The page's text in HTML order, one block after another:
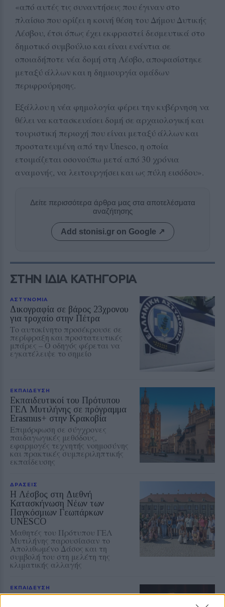
«από αυτές τις συναντήσεις που έγιναν στο
πλαίσιο που ορίζει η κοινή θέση του Δήμου Δυτικής
Λέσβου, έτσι όπως έχει εκφραστεί δεσμευτικά στο
δημοτικό συμβούλιο και είναι ενάντια σε
οποιαδήποτε νέα δομή στη Λέσβο, αποφασίστηκε
μεταξύ άλλων και η δημιουργία ομάδων
περιφρούρησης.
Εξάλλου η νέα φημολογία φέρει την κυβέρνηση να
θέλει να κατασκευάσει δομή σε αρχαιολογική και
τουριστική περιοχή που είναι μεταξύ άλλων και
προστατευμένη από την Unesco, η οποία
ετοιμάζεται οσονούπω μετά από 30 χρόνια
αναμονής, να λειτουργήσει και ως πύλη εισόδου».
Δείτε περισσότερα άρθρα μας στα αποτελέσματα
αναζήτησης
Add stonisi.gr on Google ↗
ΣΤΗΝ ΙΔΙΑ ΚΑΤΗΓΟΡΙΑ
ΑΣΤΥΝΟΜΙΑ
Δικογραφία σε βάρος 23χρονου
για τροχαίο στην Πέτρα
Το αυτοκίνητο προσέκρουσε σε
περίφραξη και προστατευτικές
μπάρες – Ο οδηγός φέρεται να
εγκατέλειψε το σημείο
ΕΚΠΑΙΔΕΥΣΗ
Εκπαιδευτικοί του Πρότυπου
ΓΕΛ Μυτιλήνης σε πρόγραμμα
Erasmus+ στην Κρακοβία
Επιμόρφωση σε σύγχρονες
παιδαγωγικές μεθόδους,
εφαρμογές τεχνητής νοημοσύνης
και πρακτικές συμπεριληπτικής
εκπαίδευσης
ΔΡΑΣΕΙΣ
Η Λέσβος στη Διεθνή
Κατασκήνωση Νέων των
Παγκόσμιων Γεωπάρκων
UNESCO
Μαθητές του Πρότυπου ΓΕΛ
Μυτιλήνης παρουσίασαν το
Απολιθωμένο Δάσος και τη
συμβολή του στη μελέτη της
κλιματικής αλλαγής
ΕΚΠΑΙΔΕΥΣΗ
Μαθαίνοντας από μικροί να